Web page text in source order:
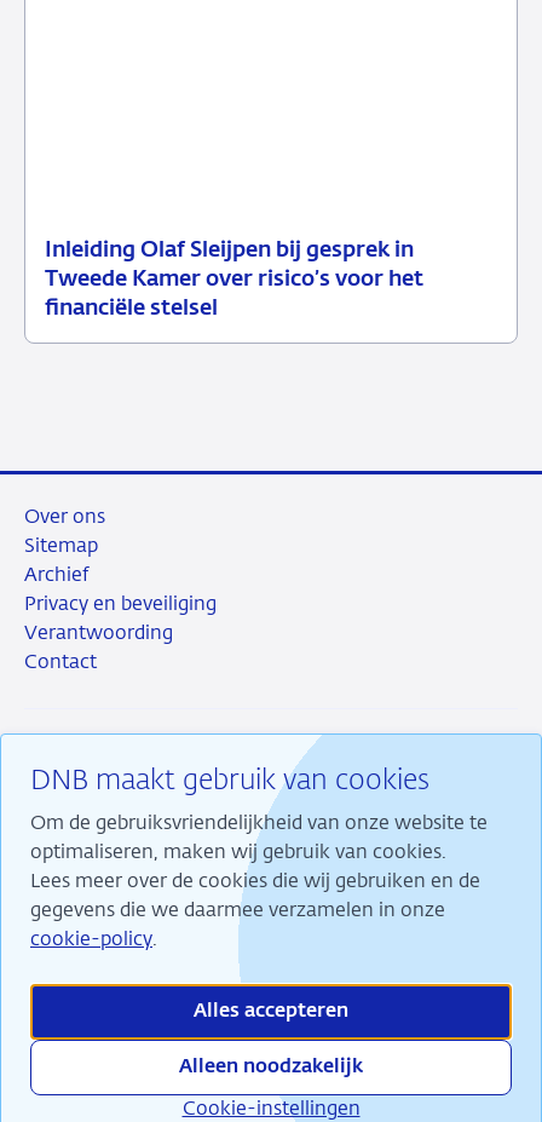
Inleiding Olaf Sleijpen bij gesprek in
Tweede Kamer over risico’s voor het
financiële stelsel
02
juni
Speech
DNB maakt gebruik van cookies
Om de gebruiksvriendelijkheid van onze website te
optimaliseren, maken wij gebruik van cookies.
Lees meer over de cookies die wij gebruiken en de
gegevens die we daarmee verzamelen in onze
cookie-policy.
Alles accepteren
Alleen noodzakelijk
Cookie-instellingen
Over ons
Sitemap
Archief
Privacy en beveiliging
Verantwoording
Contact
RSS InstagramLinkedin
X
Wij maken ons sterk voor financiële stabiliteit en
dragen daarmee bij aan duurzame welvaart in